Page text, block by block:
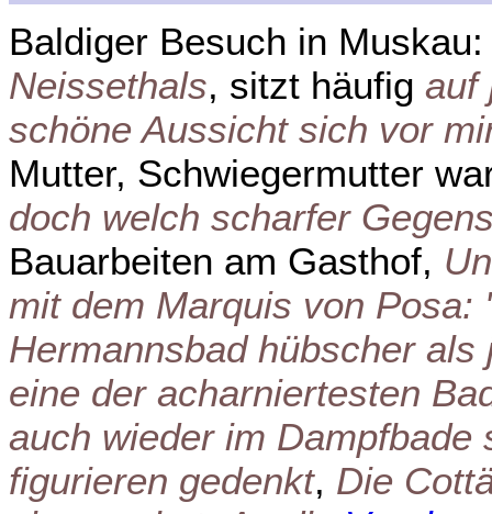
Baldiger Besuch in
Neissethals, sitzt häufig auf
schöne Aussicht sich vor
Mutter, Schwiegermutter
doch welch scharfer
Bauarbeiten am Gasthof,
mit dem Marquis von Posa:
Hermannsbad hübscher
eine der acharniertesten
auch wieder im Dampfbade
figurieren gedenkt, Die